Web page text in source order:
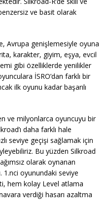
ve basit olarak
Avrupa genişlemesiyle oyuna
karakter, giyim, eşya, evcil
gibi özelliklerde yenilikler
İSRO’dan farklı bir
ilk oyunu kadar başarılı
ve milyonlarca oyuncuyu bir
daha farklı hale
seviye geçişi sağlamak için
Bu yüzden Silkroad
olarak oynanan
oyunundaki seviye
hem kolay Level atlama
verdiği hasarı azaltma